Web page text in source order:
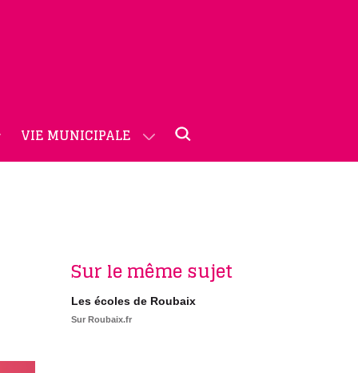
VIE MUNICIPALE
Sur le même sujet
Les écoles de Roubaix
Sur Roubaix.fr